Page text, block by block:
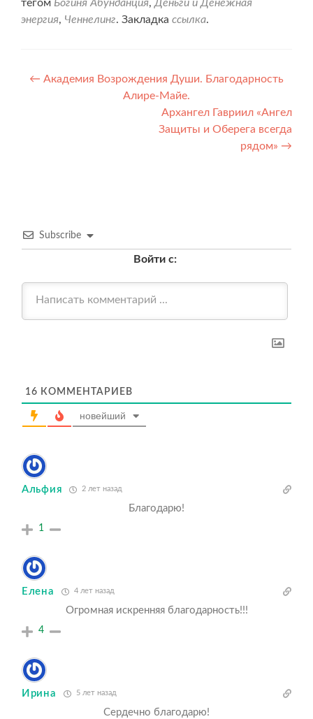
тегом Богиня Абунданция, Деньги и Денежная
энергия, Ченнелинг. Закладка ссылка.
Навигация
← Академия Возрождения Души. Благодарность
Алире-Майе.
Архангел Гавриил «Ангел
Защиты и Оберега всегда
рядом» →
Subscribe
Войти с:
16 КОММЕНТАРИЕВ
новейший
Альфия 2 лет назад
Благодарю!
1
Елена 4 лет назад
Огромная искренняя благодарность!!!
4
Ирина 5 лет назад
Сердечно благодарю!